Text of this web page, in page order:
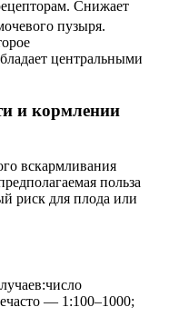
Снижает
пузыря.
центральными
и кормлении
вскармливания
польза
риск для плода или
— 1:100–1000;